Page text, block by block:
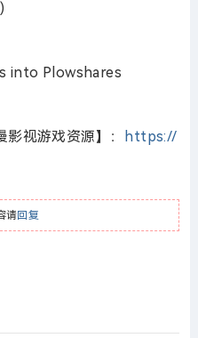
into Plowshares
视游戏资源】：
https://
请回复